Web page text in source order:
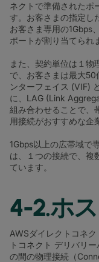
ネクトで準備されたポ
す。お客さまの指定し
お客さま専用の1Gbps
ポートが割り当てられ
また、契約単位は１
で、お客さまは最大50
ンターフェイス (VIF)
に、LAG (Link
組み合わせることで、
用接続がおすすめな企
1Gbps以上の広帯域で
は、１つの接続で、複
ています。
4-2.ホ
AWSダイレクトコネ
トコネクト デリバリ
の間の物理接続（